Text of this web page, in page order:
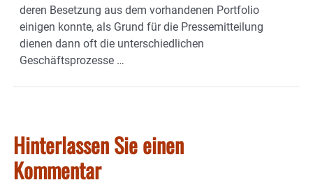
deren Besetzung aus dem vorhandenen Portfolio
einigen konnte, als Grund für die Pressemitteilung
dienen dann oft die unterschiedlichen
Geschäftsprozesse …
Hinterlassen Sie einen
Kommentar